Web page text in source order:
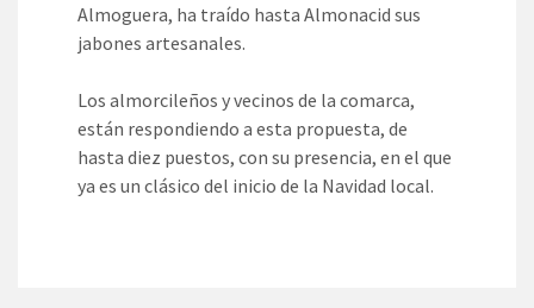
Almoguera, ha traído hasta Almonacid sus
jabones artesanales.
Los almorcileños y vecinos de la comarca,
están respondiendo a esta propuesta, de
hasta diez puestos, con su presencia, en el que
ya es un clásico del inicio de la Navidad local.